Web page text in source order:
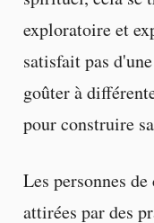
exploratoire et
satisfait pas
goûter à
pour construire
Les personnes
attirées par des